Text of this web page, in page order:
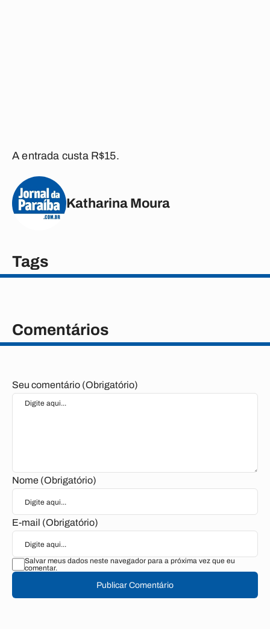
A entrada custa R$15.
Katharina Moura
Tags
Comentários
Seu comentário (Obrigatório)
Nome (Obrigatório)
E-mail (Obrigatório)
Salvar meus dados neste navegador para a próxima vez que eu
comentar.
Publicar Comentário